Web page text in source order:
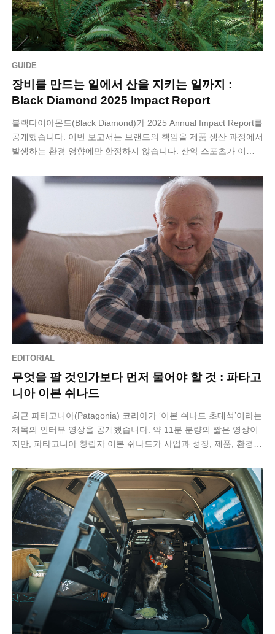
GUIDE
장비를 만드는 일에서 산을 지키는 일까지 :
Black Diamond 2025 Impact Report
블랙다이아몬드(Black Diamond)가 2025 Annual Impact Report를
공개했습니다. 이번 보고서는 브랜드의 책임을 제품 생산 과정에서
발생하는 환경 영향에만 한정하지 않습니다. 산악 스포츠가 이…
EDITORIAL
무엇을 팔 것인가보다 먼저 물어야 할 것 : 파타고
니아 이본 쉬나드
최근 파타고니아(Patagonia) 코리아가 ‘이본 쉬나드 초대석’​이라는
제목의 인터뷰 영상을 공개했습니다. 약 11분 분량의 짧은 영상이
지만, 파타고니아 창립자 이본 쉬나드가 사업과 성장, 제품, 환경에